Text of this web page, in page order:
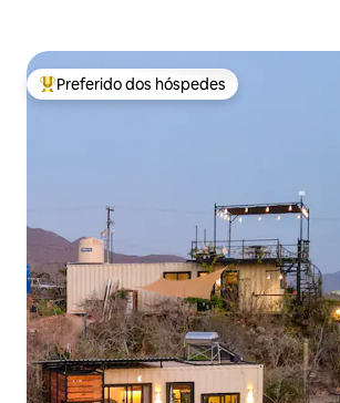
Entre os melhores preferidos dos hóspedes
Preferido dos hóspedes